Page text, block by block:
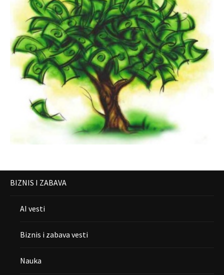
BIZNIS I ZABAVA
AI vesti
Biznis i zabava vesti
Nauka